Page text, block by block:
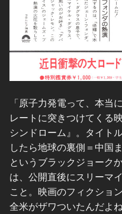
「原子力発電って、本当
レートに突きつけてくる
シンドローム』。タイト
したら地球の裏側＝中国
というブラックジョーク
は、公開直後にスリーマ
こと。映画のフィクショ
全米がザワついたんだよね